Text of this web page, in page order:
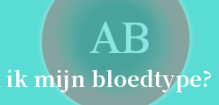
ik mijn bloedtype?